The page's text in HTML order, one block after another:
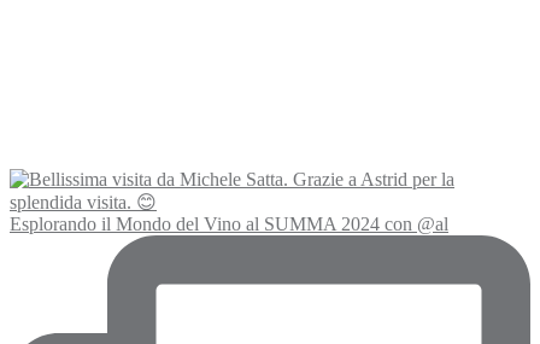
Esplorando il Mondo del Vino al SUMMA 2024 con @al